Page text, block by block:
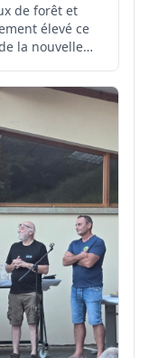
de forêt et
élevé ce
Nord Isère,